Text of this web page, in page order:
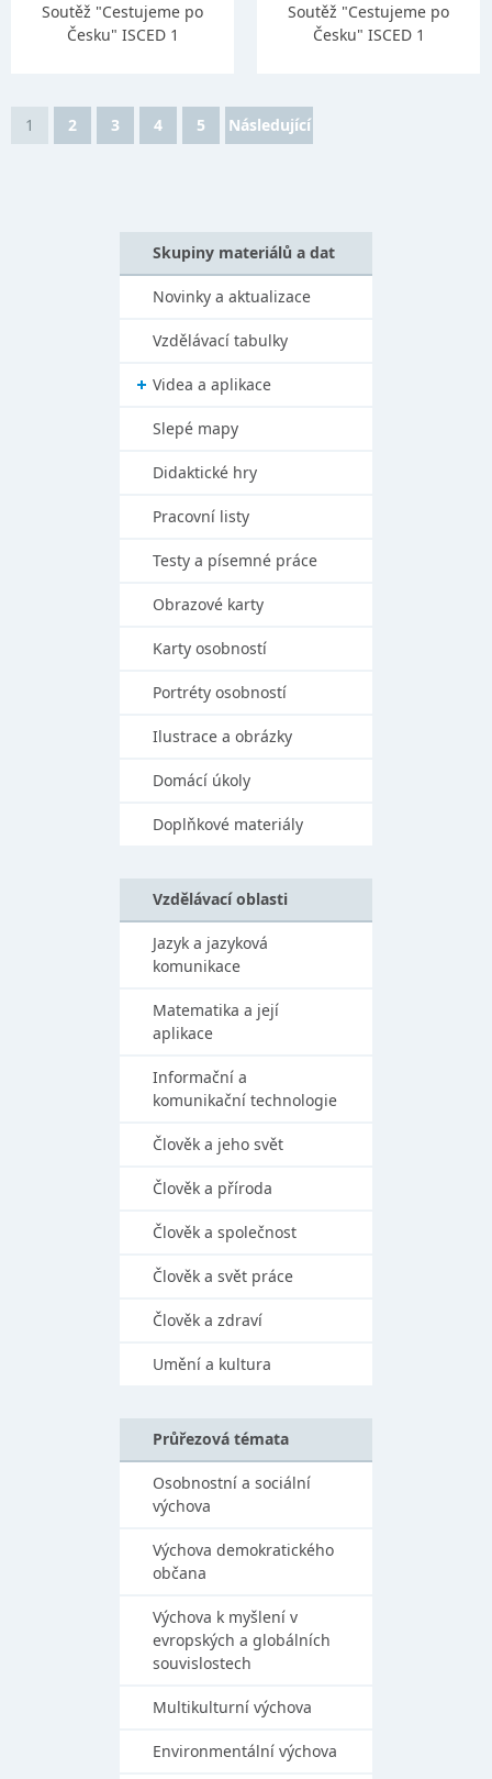
Soutěž "Cestujeme po
Česku" ISCED 1
Soutěž "Cestujeme po
Česku" ISCED 1
1 2 3 4 5 Následující
Skupiny materiálů a dat
Novinky a aktualizace
Vzdělávací tabulky
Videa a aplikace
Slepé mapy
Didaktické hry
Pracovní listy
Testy a písemné práce
Obrazové karty
Karty osobností
Portréty osobností
Ilustrace a obrázky
Domácí úkoly
Doplňkové materiály
Vzdělávací oblasti
Jazyk a jazyková
komunikace
Matematika a její
aplikace
Informační a
komunikační technologie
Člověk a jeho svět
Člověk a příroda
Člověk a společnost
Člověk a svět práce
Člověk a zdraví
Umění a kultura
Průřezová témata
Osobnostní a sociální
výchova
Výchova demokratického
občana
Výchova k myšlení v
evropských a globálních
souvislostech
Multikulturní výchova
Environmentální výchova